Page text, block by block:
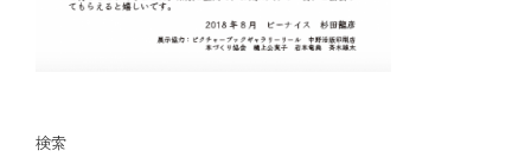
検索